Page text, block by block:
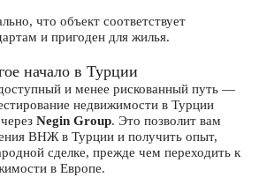
что объект соответствует
и пригоден для жилья.
начало в Турции
и менее рискованный путь —
недвижимости в Турции
Negin Group. Это позволит вам
ВНЖ в Турции и получить опыт,
сделке, прежде чем переходить к
в Европе.